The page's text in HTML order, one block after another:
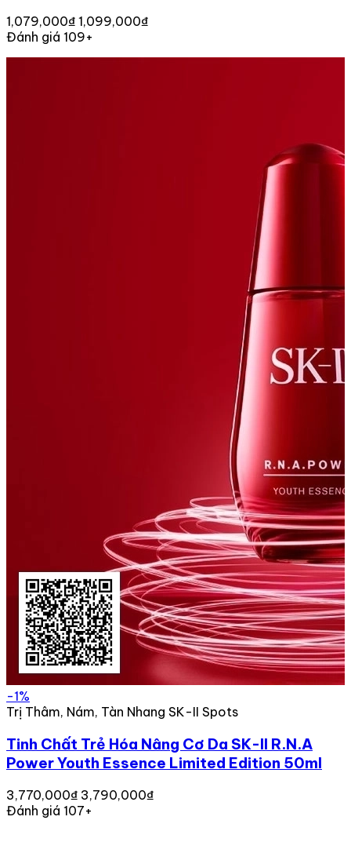
1,079,000₫ 1,099,000₫
Đánh giá 109+
-1%
Trị Thâm, Nám, Tàn Nhang SK-II Spots
Tinh Chất Trẻ Hóa Nâng Cơ Da SK-II R.N.A
Power Youth Essence Limited Edition 50ml
3,770,000₫ 3,790,000₫
Đánh giá 107+